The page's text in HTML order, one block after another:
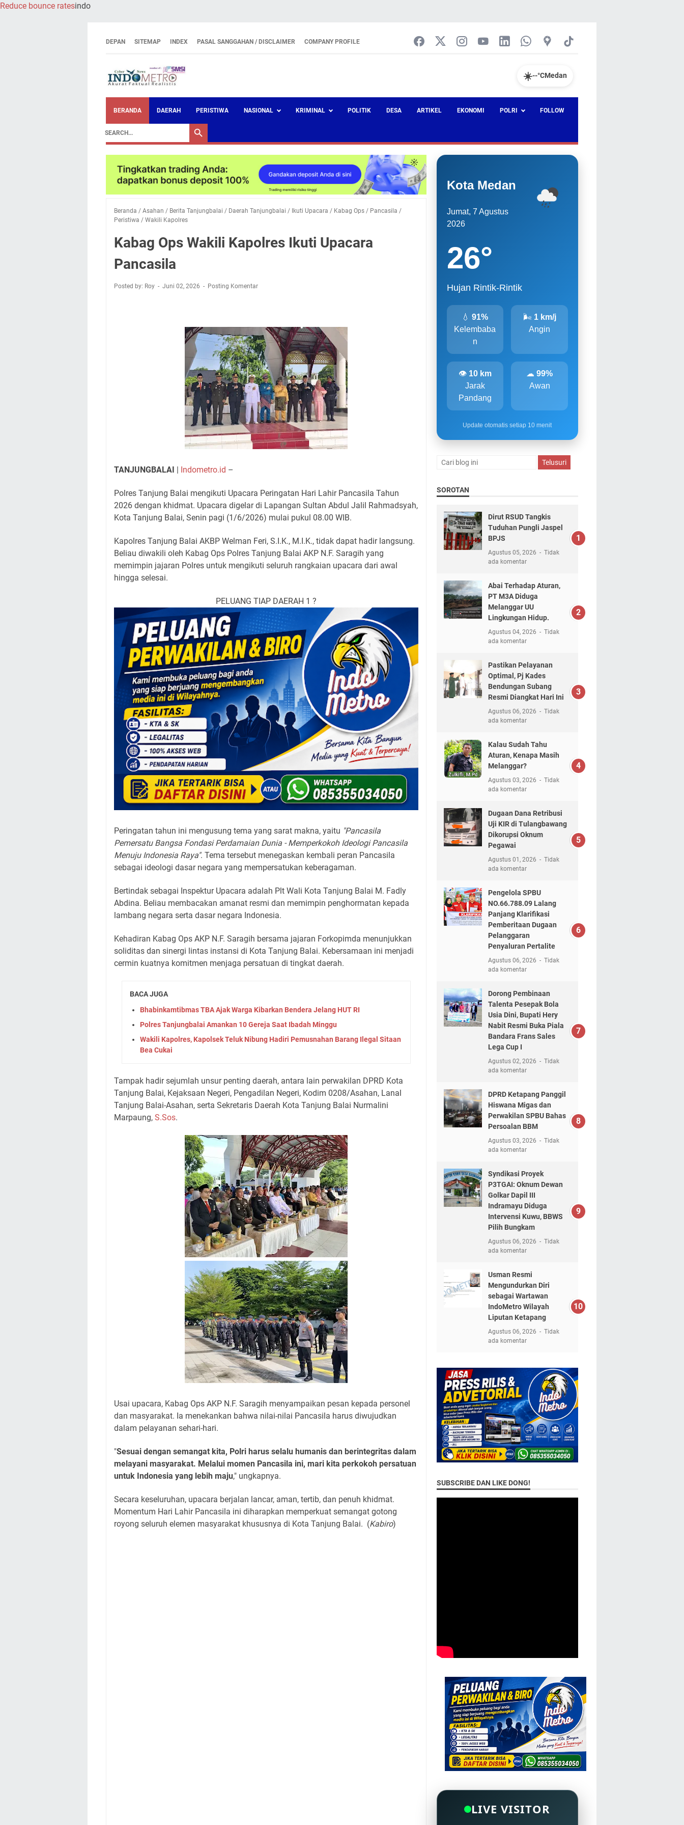
Reduce bounce ratesindo
DEPAN SITEMAP INDEX PASAL SANGGAHAN / DISCLAIMER COMPANY PROFILE
☀️--°CMedan
BERANDA DAERAH PERISTIWA NASIONAL KRIMINAL POLITIK DESA ARTIKEL EKONOMI POLRI FOLLOW
Beranda / Asahan / Berita Tanjungbalai / Daerah Tanjungbalai / Ikuti Upacara / Kabag Ops / Pancasila /
Peristiwa / Wakili Kapolres
Kabag Ops Wakili Kapolres Ikuti Upacara
Pancasila
Posted by: Roy Juni 02, 2026 Posting Komentar
TANJUNGBALAI | Indometro.id –
Polres Tanjung Balai mengikuti Upacara Peringatan Hari Lahir Pancasila Tahun
2026 dengan khidmat. Upacara digelar di Lapangan Sultan Abdul Jalil Rahmadsyah,
Kota Tanjung Balai, Senin pagi (1/6/2026) mulai pukul 08.00 WIB.
Kapolres Tanjung Balai AKBP Welman Feri, S.I.K., M.I.K., tidak dapat hadir langsung.
Beliau diwakili oleh Kabag Ops Polres Tanjung Balai AKP N.F. Saragih yang
memimpin jajaran Polres untuk mengikuti seluruh rangkaian upacara dari awal
hingga selesai.
PELUANG TIAP DAERAH 1 ?
Peringatan tahun ini mengusung tema yang sarat makna, yaitu "Pancasila
Pemersatu Bangsa Fondasi Perdamaian Dunia - Memperkokoh Ideologi Pancasila
Menuju Indonesia Raya". Tema tersebut menegaskan kembali peran Pancasila
sebagai ideologi dasar negara yang mempersatukan keberagaman.
Bertindak sebagai Inspektur Upacara adalah Plt Wali Kota Tanjung Balai M. Fadly
Abdina. Beliau membacakan amanat resmi dan memimpin penghormatan kepada
lambang negara serta dasar negara Indonesia.
Kehadiran Kabag Ops AKP N.F. Saragih bersama jajaran Forkopimda menunjukkan
soliditas dan sinergi lintas instansi di Kota Tanjung Balai. Kebersamaan ini menjadi
cermin kuatnya komitmen menjaga persatuan di tingkat daerah.
BACA JUGA
Bhabinkamtibmas TBA Ajak Warga Kibarkan Bendera Jelang HUT RI
Polres Tanjungbalai Amankan 10 Gereja Saat Ibadah Minggu
Wakili Kapolres, Kapolsek Teluk Nibung Hadiri Pemusnahan Barang Ilegal Sitaan
Bea Cukai
Tampak hadir sejumlah unsur penting daerah, antara lain perwakilan DPRD Kota
Tanjung Balai, Kejaksaan Negeri, Pengadilan Negeri, Kodim 0208/Asahan, Lanal
Tanjung Balai-Asahan, serta Sekretaris Daerah Kota Tanjung Balai Nurmalini
Marpaung, S.Sos.
Usai upacara, Kabag Ops AKP N.F. Saragih menyampaikan pesan kepada personel
dan masyarakat. Ia menekankan bahwa nilai-nilai Pancasila harus diwujudkan
dalam pelayanan sehari-hari.
"Sesuai dengan semangat kita, Polri harus selalu humanis dan berintegritas dalam
melayani masyarakat. Melalui momen Pancasila ini, mari kita perkokoh persatuan
untuk Indonesia yang lebih maju," ungkapnya.
Secara keseluruhan, upacara berjalan lancar, aman, tertib, dan penuh khidmat.
Momentum Hari Lahir Pancasila ini diharapkan memperkuat semangat gotong
royong seluruh elemen masyarakat khususnya di Kota Tanjung Balai. (Kabiro)
Kota Medan
Jumat, 7 Agustus
2026
26°
Hujan Rintik-Rintik
💧91%
Kelembaba
n
🌬 1 km/j
Angin
👁 10 km
Jarak
Pandang
☁99%
Awan
Update otomatis setiap 10 menit
SOROTAN
Dirut RSUD Tangkis
Tuduhan Pungli Jaspel
BPJS
Agustus 05, 2026
Tidak
ada komentar
Abai Terhadap Aturan,
PT M3A Diduga
Melanggar UU
Lingkungan Hidup.
Agustus 04, 2026
Tidak
ada komentar
Pastikan Pelayanan
Optimal, Pj Kades
Bendungan Subang
Resmi Diangkat Hari Ini
Agustus 06, 2026
Tidak
ada komentar
Kalau Sudah Tahu
Aturan, Kenapa Masih
Melanggar?
Agustus 03, 2026
Tidak
ada komentar
Dugaan Dana Retribusi
Uji KIR di Tulangbawang
Dikorupsi Oknum
Pegawai
Agustus 01, 2026
Tidak
ada komentar
Pengelola SPBU
NO.66.788.09 Lalang
Panjang Klarifikasi
Pemberitaan Dugaan
Pelanggaran
Penyaluran Pertalite
Agustus 06, 2026
Tidak
ada komentar
Dorong Pembinaan
Talenta Pesepak Bola
Usia Dini, Bupati Hery
Nabit Resmi Buka Piala
Bandara Frans Sales
Lega Cup I
Agustus 02, 2026
Tidak
ada komentar
DPRD Ketapang Panggil
Hiswana Migas dan
Perwakilan SPBU Bahas
Persoalan BBM
Agustus 03, 2026
Tidak
ada komentar
Syndikasi Proyek
P3TGAI: Oknum Dewan
Golkar Dapil III
Indramayu Diduga
Intervensi Kuwu, BBWS
Pilih Bungkam
Agustus 06, 2026
Tidak
ada komentar
Usman Resmi
Mengundurkan Diri
sebagai Wartawan
IndoMetro Wilayah
Liputan Ketapang
Agustus 06, 2026
Tidak
ada komentar
SUBSCRIBE DAN LIKE DONG!
LIVE VISITOR